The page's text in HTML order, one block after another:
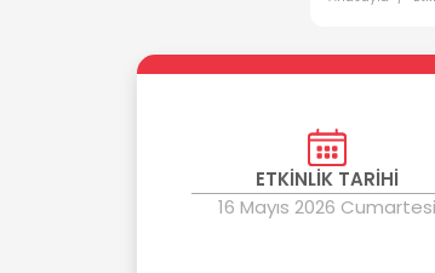
ETKİNLİK TARİHİ
16 Mayıs 2026 Cumartesi